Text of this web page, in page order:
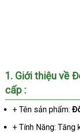
1giá
bán
lẻ
. Giới thiệu về
cấp :
+ Tên sản phẩm:
+ Tính Năng: Tăng